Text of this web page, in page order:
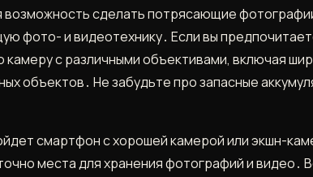
возможность сделать потрясающие
фото- и видеотехнику․ Если вы
с различными объективами, включая
объектов․ Не забудьте про запасные
смартфон с хорошей камерой или экшн-
места для хранения фотографий и видео․